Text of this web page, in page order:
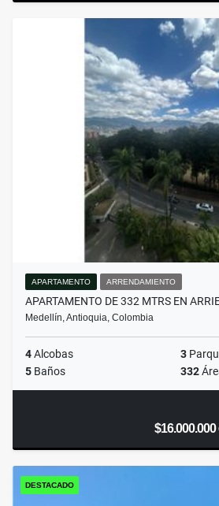
APARTAMENTO ARRENDAMIENTO
APARTAMENTO DE 332 MTRS EN
Medellín, Antioquia, Colombia
4Alcobas 3
5 Baños 332
$16.000.000
DESTACADO